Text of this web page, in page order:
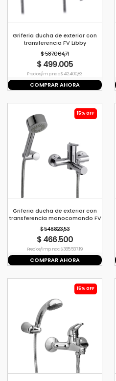
Griferia ducha de exterior con
transferencia FV Libby
$ 587.064,71
$ 499.005
Precio s/imp. nac. $ 412.400,83
COMPRAR AHORA
15% OFF
Griferia ducha de exterior con
transferencia monocomando FV
Libby
$ 548.823,53
$ 466.500
Precio s/imp. nac. $ 385.537,19
COMPRAR AHORA
15% OFF